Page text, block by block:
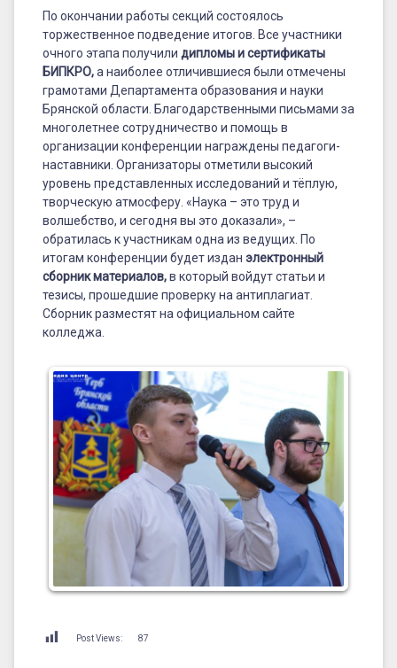
По окончании работы секций состоялось
торжественное подведение итогов. Все участники
очного этапа получили дипломы и сертификаты
БИПКРО,а наиболее отличившиеся были отмечены
грамотами Департамента образования и науки
Брянской области. Благодарственными письмами за
многолетнее сотрудничество и помощь в
организации конференции награждены педагоги-
наставники. Организаторы отметили высокий
уровень представленных исследований и тёплую,
творческую атмосферу. «Наука – это труд и
волшебство, и сегодня вы это доказали», –
обратилась к участникам одна из ведущих. По
итогам конференции будет издан электронный
сборник материалов,в который войдут статьи и
тезисы, прошедшие проверку на антиплагиат.
Сборник разместят на официальном сайте
колледжа.
Post Views: 87